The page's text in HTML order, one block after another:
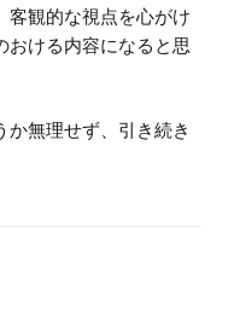
客観的な視点を心がけ
おける内容になると思
無理せず、引き続き